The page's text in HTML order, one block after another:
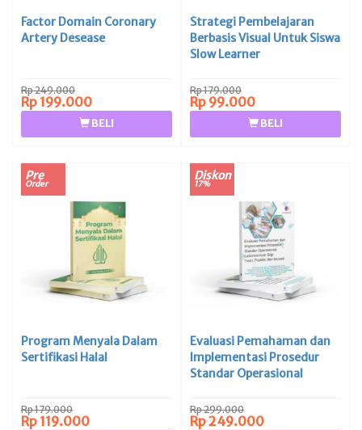
Factor Domain Coronary
Artery Desease
Rp 249.000
Rp 199.000
BELI
Strategi Pembelajaran
Berbasis Visual Untuk Siswa
Slow Learner
Rp 179.000
Rp 99.000
BELI
Pre
Order
Program Menyala Dalam
Sertifikasi Halal
Rp 179.000
Rp 119.000
Diskon
17%
Evaluasi Pemahaman dan
Implementasi Prosedur
Standar Operasional
Praktik, dan Inovasi
Rp 299.000
Rp 249.000